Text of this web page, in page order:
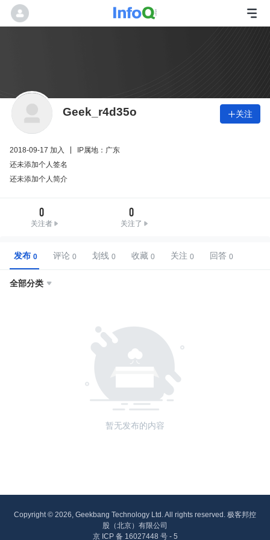
Geek_r4d35o 关注
2018-09-17 加入
IP属地：广东
还未添加个人签名
还未添加个人简介
0
关注者
0
关注了
发布 评论 划线 收藏 关注 回答
全部分类 
暂无发布的内容
Copyright © 2026, Geekbang Technology Ltd. All rights reserved. 极客邦控
股（北京）有限公司
京 ICP 备 16027448 号 - 5